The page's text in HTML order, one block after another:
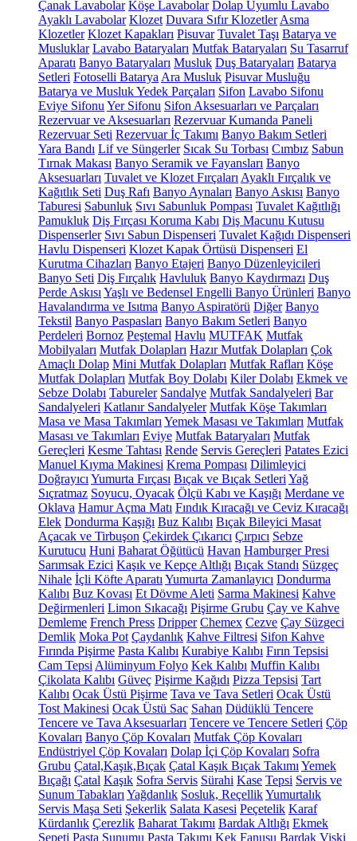
Çanak Lavabolar Köşe Lavabolar Dolap Uyumlu Lavabo
Ayaklı Lavabolar Klozet Duvara Sıfır Klozetler Asma
Klozetler Klozet Kapakları Pisuvar Tuvalet Taşı Batarya ve
Musluklar Lavabo Bataryaları Mutfak Bataryaları Su Tasarruf
Aparatı Banyo Bataryaları Musluk Duş Bataryaları Batarya
Setleri Fotoselli Batarya Ara Musluk Pisuvar Musluğu
Batarya ve Musluk Yedek Parçaları Sifon Lavabo Sifonu
Eviye Sifonu Yer Sifonu Sifon Aksesuarları ve Parçaları
Rezervuar ve Aksesuarları Rezervuar Kumanda Paneli
Rezervuar Seti Rezervuar İç Takımı Banyo Bakım Setleri
Yara Bandı Lif ve Süngerler Sıcak Su Torbası Cımbız Sabun
Tırnak Makası Banyo Seramik ve Fayansları Banyo
Aksesuarları Tuvalet ve Klozet Fırçaları Ayaklı Fırçalık ve
Kağıtlık Seti Duş Rafı Banyo Aynaları Banyo Askısı Banyo
Taburesi Sabunluk Sıvı Sabunluk Pompası Tuvalet Kağıtlığı
Pamukluk Diş Fırçası Koruma Kabı Diş Macunu Kutusu
Dispenserler Sıvı Sabun Dispenseri Tuvalet Kağıdı Dispenseri
Havlu Dispenseri Klozet Kapak Örtüsü Dispenseri El
Kurutma Cihazları Banyo Etajeri Banyo Düzenleyicileri
Banyo Seti Diş Fırçalık Havluluk Banyo Kaydırmazı Duş
Perde Askısı Yaşlı ve Bedensel Engelli Banyo Ürünleri Banyo
Havalandırma ve Isıtma Banyo Aspiratörü Diğer Banyo
Tekstil Banyo Paspasları Banyo Bakım Setleri Banyo
Perdeleri Bornoz Peştemal Havlu MUTFAK Mutfak
Mobilyaları Mutfak Dolapları Hazır Mutfak Dolapları Çok
Amaçlı Dolap Mini Mutfak Dolapları Mutfak Rafları Köşe
Mutfak Dolapları Mutfak Boy Dolabı Kiler Dolabı Ekmek ve
Sebze Dolabı Tabureler Sandalye Mutfak Sandalyeleri Bar
Sandalyeleri Katlanır Sandalyeler Mutfak Köşe Takımları
Masa ve Masa Takımları Yemek Masası ve Takımları Mutfak
Masası ve Takımları Eviye Mutfak Bataryaları Mutfak
Gereçleri Kesme Tahtası Rende Servis Gereçleri Patates Ezici
Manuel Kıyma Makinesi Krema Pompası Dilimleyici
Doğrayıcı Yumurta Fırçası Bıçak ve Bıçak Setleri Yağ
Sıçratmaz Soyucu, Oyacak Ölçü Kabı ve Kaşığı Merdane ve
Oklava Hamur Açma Matı Fındık Kıracağı ve Ceviz Kıracağı
Elek Dondurma Kaşığı Buz Kalıbı Bıçak Bileyici Masat
Açacak ve Tirbuşon Çekirdek Çıkarıcı Çırpıcı Sebze
Kurutucu Huni Baharat Öğütücü Havan Hamburger Presi
Sarımsak Ezici Kaşık ve Kepçe Altlığı Bıçak Standı Süzgeç
Nihale İçli Köfte Aparatı Yumurta Zamanlayıcı Dondurma
Kalıbı Buz Kovası Et Dövme Aleti Sarma Makinesi Kahve
Değirmenleri Limon Sıkacağı Pişirme Grubu Çay ve Kahve
Demleme French Press Dripper Chemex Cezve Çay Süzgeci
Demlik Moka Pot Çaydanlık Kahve Filtresi Sifon Kahve
Fırında Pişirme Pasta Kalıbı Kurabiye Kalıbı Fırın Tepsisi
Cam Tepsi Alüminyum Folyo Kek Kalıbı Muffin Kalıbı
Çikolata Kalıbı Güveç Pişirme Kağıdı Pizza Tepsisi Tart
Kalıbı Ocak Üstü Pişirme Tava ve Tava Setleri Ocak Üstü
Tost Makinesi Ocak Üstü Sac Sahan Düdüklü Tencere
Tencere ve Tava Aksesuarları Tencere ve Tencere Setleri Çöp
Kovaları Banyo Çöp Kovaları Mutfak Çöp Kovaları
Endüstriyel Çöp Kovaları Dolap İçi Çöp Kovaları Sofra
Grubu Çatal,Kaşık,Bıçak Çatal Kaşık Bıçak Takımı Yemek
Bıçağı Çatal Kaşık Sofra Servis Sürahi Kase Tepsi Servis ve
Sunum Tabakları Yağdanlık Sosluk, ReçellikYumurtalık
Servis Maşa Seti Şekerlik Salata Kasesi Peçetelik Karaf
Kürdanlık Çerezlik Baharat Takımı Bardak Altlığı Ekmek
Sepeti Pasta Sunumu Pasta Takımı Kek Fanusu Bardak Viski